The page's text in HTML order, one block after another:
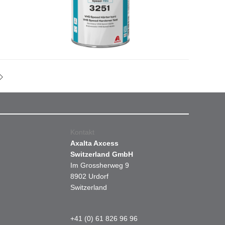
Kontakt
Axalta Axcess
Switzerland GmbH
Im Grossherweg 9
8902 Urdorf
Switzerland
+41 (0) 61 826 96 96